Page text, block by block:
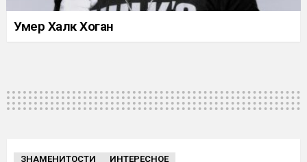
Умер Халк Хоган
ЗНАМЕНИТОСТИ ИНТЕРЕСНОЕ